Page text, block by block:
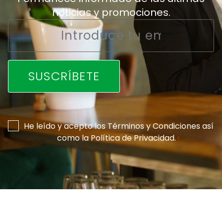
noticias y promociones.
Consentimiento
*
He leído y acepto losTérminos y Condicionesasí
como laPolítica de Privacidad.*
Email
*